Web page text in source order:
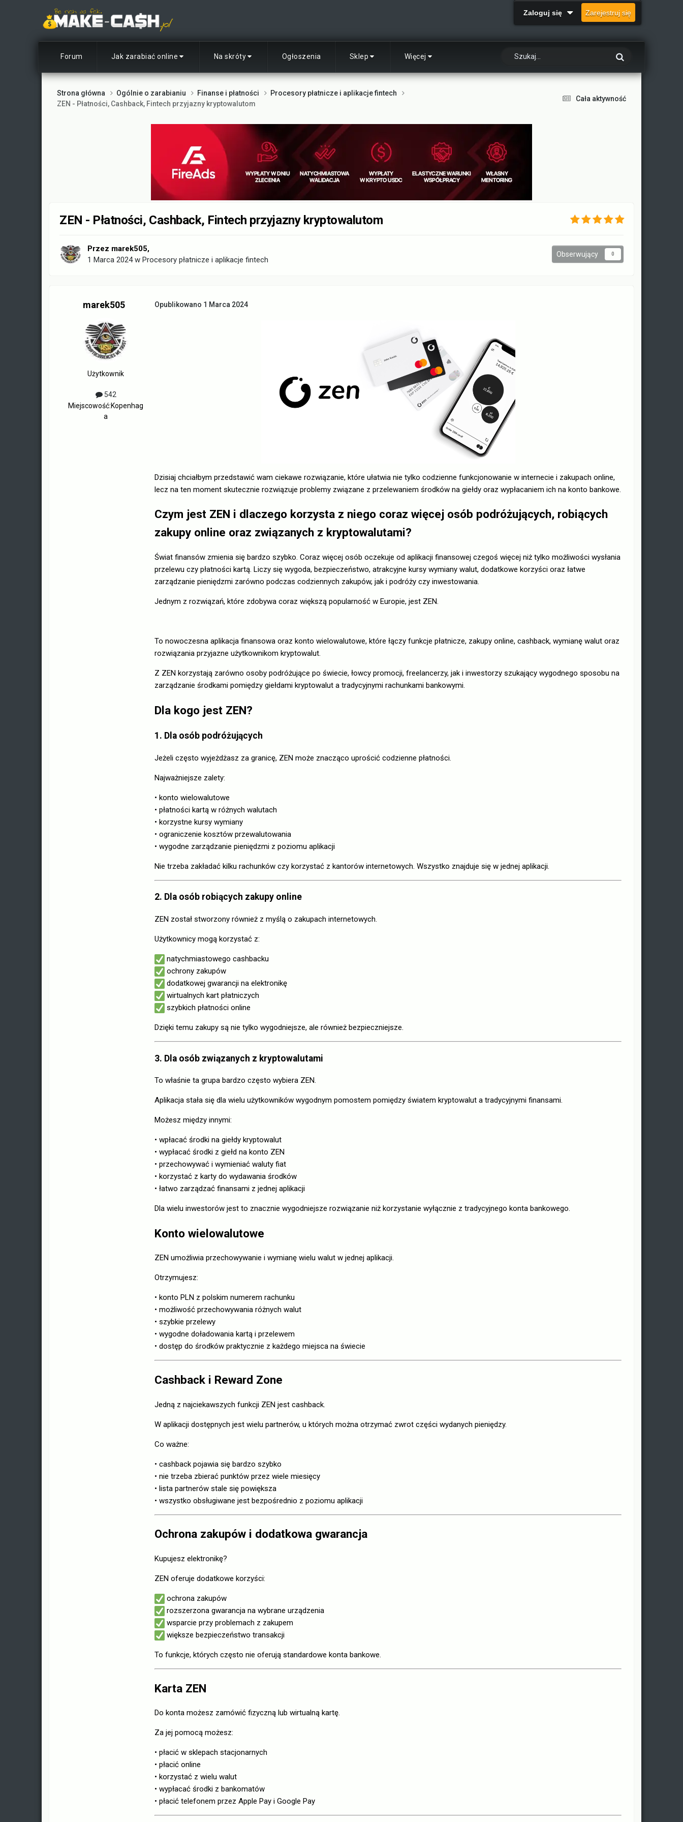
Zaloguj się Zarejestruj się
Forum Jak zarabiać online Na skróty Ogłoszenia Sklep Więcej
Cała aktywność
Strona główna Ogólnie o zarabianiu Finanse i płatności
Procesory płatnicze i aplikacje fintech
ZEN - Płatności, Cashback, Fintech przyjazny kryptowalutom
ZEN - Płatności, Cashback, Fintech przyjazny kryptowalutom
Przez marek505,
1 Marca 2024wProcesory płatnicze i aplikacje fintech
Obserwujący 0
marek505
Użytkownik
542
Miejscowość:Kopenhag
a
Opublikowano 1 Marca 2024
Dzisiaj chciałbym przedstawić wam ciekawe rozwiązanie, które ułatwia nie tylko codzienne funkcjonowanie w internecie i zakupach online,
lecz na ten moment skutecznie rozwiązuje problemy związane z przelewaniem środków na giełdy oraz wypłacaniem ich na konto bankowe.
Czym jest ZEN i dlaczego korzysta z niego coraz więcej osób podróżujących, robiących
zakupy online oraz związanych z kryptowalutami?
Świat finansów zmienia się bardzo szybko. Coraz więcej osób oczekuje od aplikacji finansowej czegoś więcej niż tylko możliwości wysłania
przelewu czy płatności kartą. Liczy się wygoda, bezpieczeństwo, atrakcyjne kursy wymiany walut, dodatkowe korzyści oraz łatwe
zarządzanie pieniędzmi zarówno podczas codziennych zakupów, jak i podróży czy inwestowania.
Jednym z rozwiązań, które zdobywa coraz większą popularność w Europie, jest ZEN.
To nowoczesna aplikacja finansowa oraz konto wielowalutowe, które łączy funkcje płatnicze, zakupy online, cashback, wymianę walut oraz
rozwiązania przyjazne użytkownikom kryptowalut.
Z ZEN korzystają zarówno osoby podróżujące po świecie, łowcy promocji, freelancerzy, jak i inwestorzy szukający wygodnego sposobu na
zarządzanie środkami pomiędzy giełdami kryptowalut a tradycyjnymi rachunkami bankowymi.
Dla kogo jest ZEN?
1. Dla osób podróżujących
Jeżeli często wyjeżdżasz za granicę, ZEN może znacząco uprościć codzienne płatności.
Najważniejsze zalety:
• konto wielowalutowe
• płatności kartą w różnych walutach
• korzystne kursy wymiany
• ograniczenie kosztów przewalutowania
• wygodne zarządzanie pieniędzmi z poziomu aplikacji
Nie trzeba zakładać kilku rachunków czy korzystać z kantorów internetowych. Wszystko znajduje się w jednej aplikacji.
2. Dla osób robiących zakupy online
ZEN został stworzony również z myślą o zakupach internetowych.
Użytkownicy mogą korzystać z:
natychmiastowego cashbacku
ochrony zakupów
dodatkowej gwarancji na elektronikę
wirtualnych kart płatniczych
szybkich płatności online
Dzięki temu zakupy są nie tylko wygodniejsze, ale również bezpieczniejsze.
3. Dla osób związanych z kryptowalutami
To właśnie ta grupa bardzo często wybiera ZEN.
Aplikacja stała się dla wielu użytkowników wygodnym pomostem pomiędzy światem kryptowalut a tradycyjnymi finansami.
Możesz między innymi:
• wpłacać środki na giełdy kryptowalut
• wypłacać środki z giełd na konto ZEN
• przechowywać i wymieniać waluty fiat
• korzystać z karty do wydawania środków
• łatwo zarządzać finansami z jednej aplikacji
Dla wielu inwestorów jest to znacznie wygodniejsze rozwiązanie niż korzystanie wyłącznie z tradycyjnego konta bankowego.
Konto wielowalutowe
ZEN umożliwia przechowywanie i wymianę wielu walut w jednej aplikacji.
Otrzymujesz:
• konto PLN z polskim numerem rachunku
• możliwość przechowywania różnych walut
• szybkie przelewy
• wygodne doładowania kartą i przelewem
• dostęp do środków praktycznie z każdego miejsca na świecie
Cashback i Reward Zone
Jedną z najciekawszych funkcji ZEN jest cashback.
W aplikacji dostępnych jest wielu partnerów, u których można otrzymać zwrot części wydanych pieniędzy.
Co ważne:
• cashback pojawia się bardzo szybko
• nie trzeba zbierać punktów przez wiele miesięcy
• lista partnerów stale się powiększa
• wszystko obsługiwane jest bezpośrednio z poziomu aplikacji
Ochrona zakupów i dodatkowa gwarancja
Kupujesz elektronikę?
ZEN oferuje dodatkowe korzyści:
ochrona zakupów
rozszerzona gwarancja na wybrane urządzenia
wsparcie przy problemach z zakupem
większe bezpieczeństwo transakcji
To funkcje, których często nie oferują standardowe konta bankowe.
Karta ZEN
Do konta możesz zamówić fizyczną lub wirtualną kartę.
Za jej pomocą możesz:
• płacić w sklepach stacjonarnych
• płacić online
• korzystać z wielu walut
• wypłacać środki z bankomatów
• płacić telefonem przez Apple Pay i Google Pay